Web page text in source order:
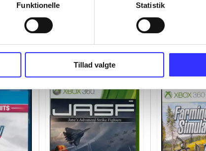
Funktionelle Statistik
Tillad valgte